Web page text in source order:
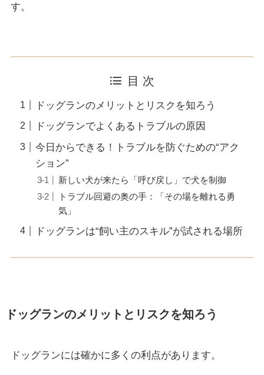
す。
目 次
ドッグランのメリットとリスクを知ろう
ドッグランでよくあるトラブルの原因
今日からできる！トラブルを防ぐための“アク
ション”
新しい犬が来たら「呼び戻し」で犬を制御
トラブル回避の奥の手：「その場を離れる勇
気」
ドッグランは“飼い主のスキル”が試される場所
ドッグランのメリットとリスクを知ろう
ドッグランには確かに多くの利点があります。